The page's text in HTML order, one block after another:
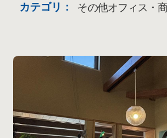
カテゴリ： その他オフィス・